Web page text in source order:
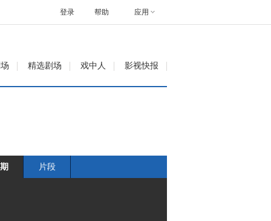
帮助 应用
登录
精选剧场 戏中人 影视快报
片段